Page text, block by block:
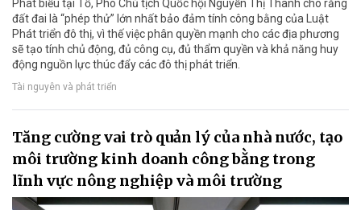
Phát biểu tại Tổ, Phó Chủ tịch Quốc hội Nguyễn Thị Thanh cho rằng
đất đai là “phép thử” lớn nhất bảo đảm tính công bằng của Luật
Phát triển đô thị, vì thế việc phân quyền mạnh cho các địa phương
sẽ tạo tính chủ động, đủ công cụ, đủ thẩm quyền và khả năng huy
động nguồn lực thúc đẩy các đô thị phát triển.
Tài nguyên và phát triển
Tăng cường vai trò quản lý của nhà nước, tạo
môi trường kinh doanh công bằng trong
lĩnh vực nông nghiệp và môi trường